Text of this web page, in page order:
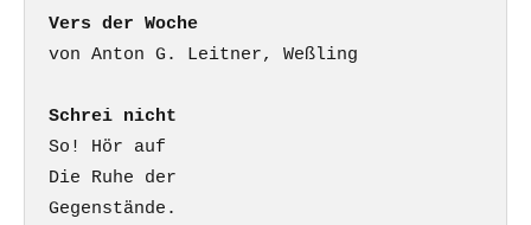
Vers der Woche
Schrei nicht
So! Hör auf
Die Ruhe der
Gegenstände.